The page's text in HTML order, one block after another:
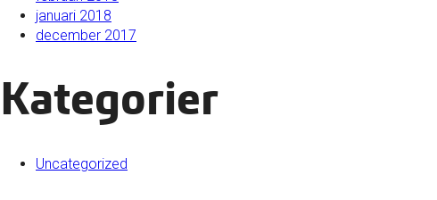
januari 2018
december 2017
Kategorier
Uncategorized